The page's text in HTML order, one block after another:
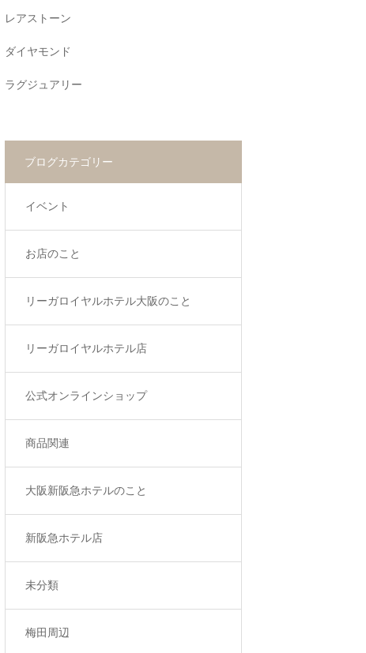
レアストーン
ダイヤモンド
ラグジュアリー
ブログカテゴリー
イベント
お店のこと
リーガロイヤルホテル大阪のこと
リーガロイヤルホテル店
公式オンラインショップ
商品関連
大阪新阪急ホテルのこと
新阪急ホテル店
未分類
梅田周辺